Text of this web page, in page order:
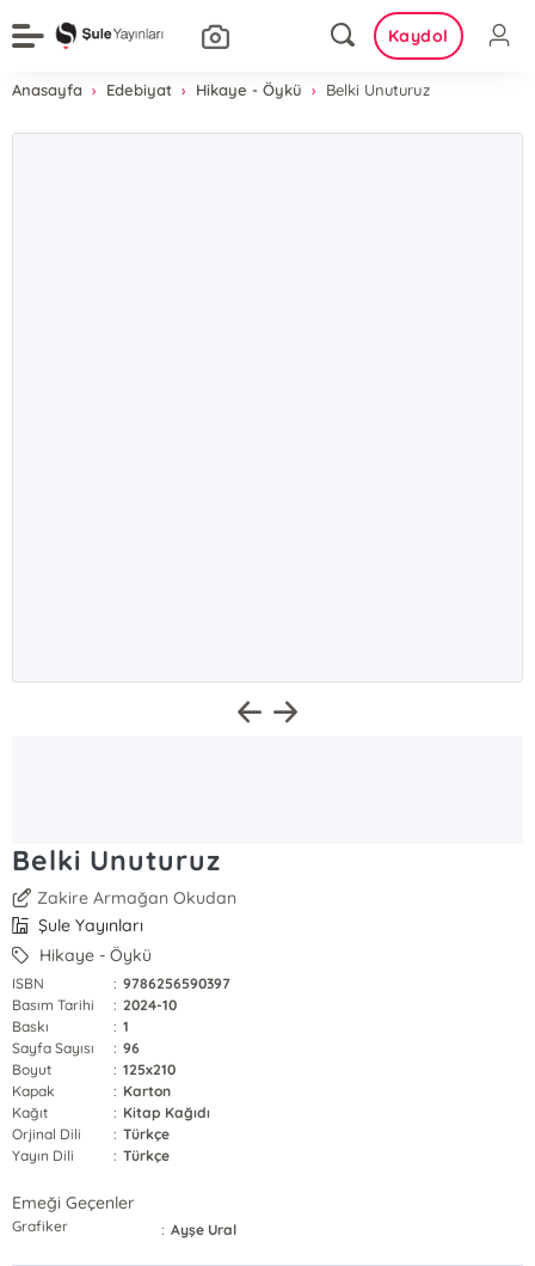
Kaydol
Anasayfa Edebiyat Hikaye - Öykü Belki Unuturuz
Belki Unuturuz
Zakire Armağan Okudan
Şule Yayınları
Hikaye - Öykü
ISBN : 9786256590397
Basım Tarihi
: 2024-10
Baskı
: 1
Sayfa Sayısı
: 96
Boyut
: 125x210
Kapak
: Karton
Kağıt
: Kitap Kağıdı
Orjinal Dili
: Türkçe
Yayın Dili
: Türkçe
Emeği Geçenler
Grafiker : Ayşe Ural